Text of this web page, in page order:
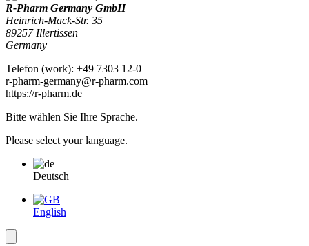
R-Pharm Germany GmbH
Heinrich-Mack-Str. 35
89257 Illertissen
Germany
Telefon (work): +49 7303 12-0
r-pharm-germany@r-pharm.com
https://r-pharm.de
Bitte wählen Sie Ihre Sprache.
Please select your language.
Deutsch
English